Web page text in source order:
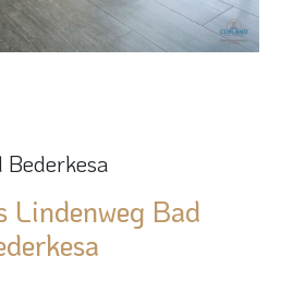
Bederkesa
Lindenweg Bad